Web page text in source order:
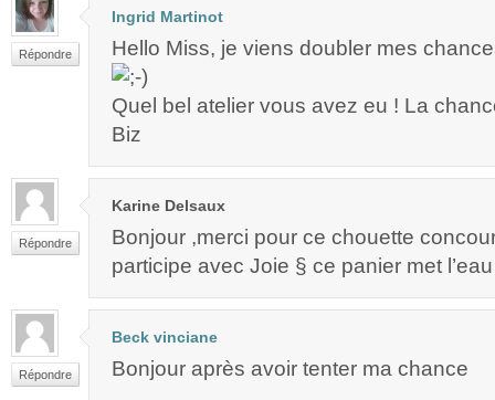
Répondre
Ingrid Martinot
Hello Miss, je viens doubler mes
Quel bel atelier vous avez eu ! La
Biz
Répondre
Karine Delsaux
Bonjour ,merci pour ce chouette
participe avec Joie § ce panier met
Répondre
Beck vinciane
Bonjour après avoir tenter ma chance